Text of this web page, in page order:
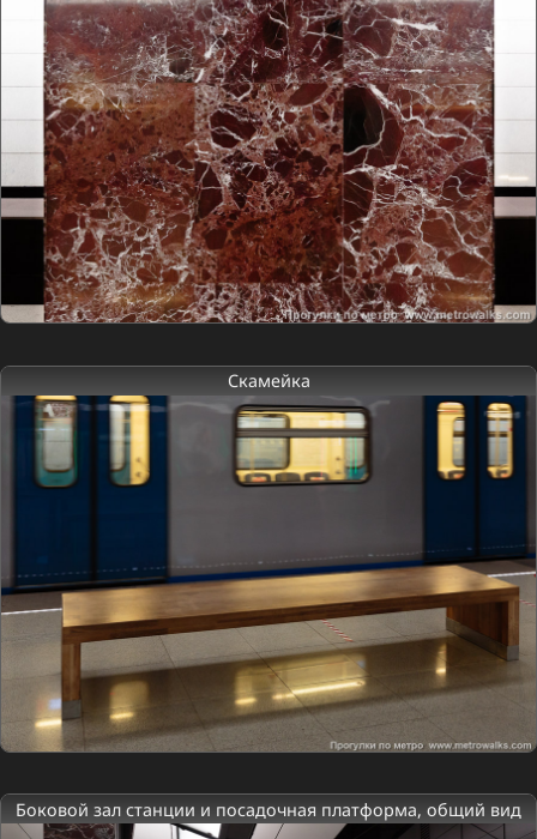
Скамейка
Боковой зал станции и посадочная платформа, общий вид